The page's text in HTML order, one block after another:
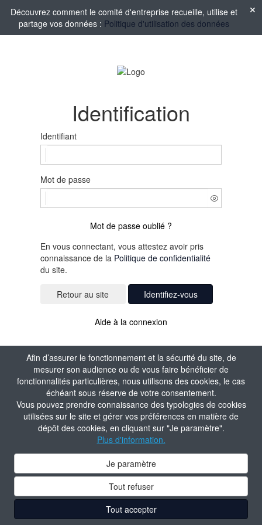
Afin d’assurer le fonctionnement et la sécurité du site, de
mesurer son audience ou de vous faire bénéficier de
fonctionnalités particulières, nous utilisons des cookies, le cas
échéant sous réserve de votre consentement.
Vous pouvez prendre connaissance des typologies de cookies
utilisées sur le site et gérer vos préférences en matière de
dépôt des cookies, en cliquant sur "Je paramètre".
Plus d'information.
Je paramètre
Tout refuser
Tout accepter
Découvrez comment le comité d'entreprise recueille, utilise et
partage vos données : Politique d'utilisation des données
Identification
Identifiant
Mot de passe
Mot de passe oublié ?
En vous connectant, vous attestez avoir pris
connaissance de la Politique de confidentialité
du site.
Identifiez-vous
Aide à la connexion